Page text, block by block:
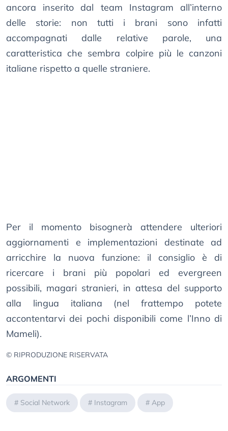
ancora inserito dal team Instagram all’interno
delle storie: non tutti i brani sono infatti
accompagnati dalle relative parole, una
caratteristica che sembra colpire più le canzoni
italiane rispetto a quelle straniere.
Per il momento bisognerà attendere ulteriori
aggiornamenti e implementazioni destinate ad
arricchire la nuova funzione: il consiglio è di
ricercare i brani più popolari ed evergreen
possibili, magari stranieri, in attesa del supporto
alla lingua italiana (nel frattempo potete
accontentarvi dei pochi disponibili come l’Inno di
Mameli).
© RIPRODUZIONE RISERVATA
ARGOMENTI
# Social Network # Instagram # App